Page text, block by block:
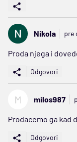
Nikola pre
Proda njega i
Odgovori
M milos987
Prodacemo ga kad
Odgovori